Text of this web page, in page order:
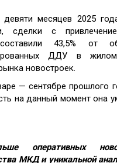
месяцев 2025
сделки с
43,5% от
ДДУ в
новостроек.
— сентябре прошлого
на данный момент она
оперативных
МКД и уникальной